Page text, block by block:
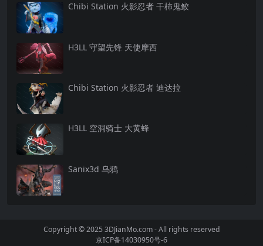
Chibi Station 火影忍者 干柿鬼鲛
H3LL 守望先锋 天使摩西
Chibi Station 火影忍者 迪达拉
H3LL 空洞骑士 大黄蜂
Sanix3d 乌鸦
Copyright © 2025 3DJianMo.com - All rights reserved
京ICP备14030950号-6